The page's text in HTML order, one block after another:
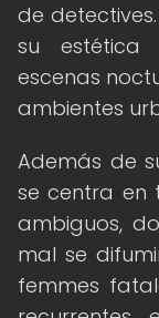
de
su estética
escenas
ambientes
Además de
se centra en
ambiguos,
mal se
femmes